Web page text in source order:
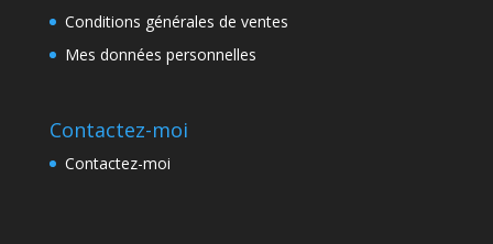
Conditions générales de ventes
Mes données personnelles
Contactez-moi
Contactez-moi